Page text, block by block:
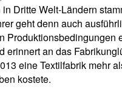
Dritte Welt-Ländern
geht denn auch
Produktionsbedingungen
erinnert an das
eine Textilfabrik mehr
kostete.